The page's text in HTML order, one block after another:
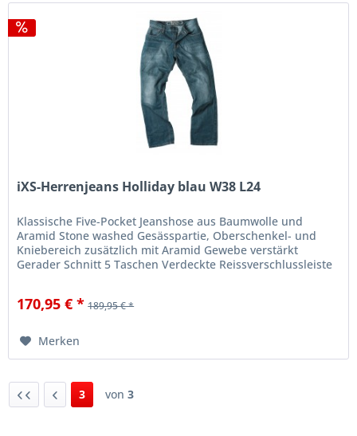
iXS-Herrenjeans Holliday blau W38 L24
Klassische Five-Pocket Jeanshose aus Baumwolle und
Aramid Stone washed Gesässpartie, Oberschenkel- und
Kniebereich zusätzlich mit Aramid Gewebe verstärkt
Gerader Schnitt 5 Taschen Verdeckte Reissverschlussleiste
170,95 € * 189,95 € *
Merken
3 von 3